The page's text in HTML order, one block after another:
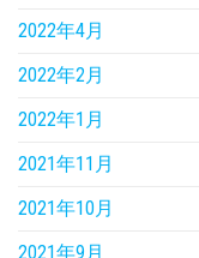
2022年4月
2022年2月
2022年1月
2021年11月
2021年10月
2021年9月